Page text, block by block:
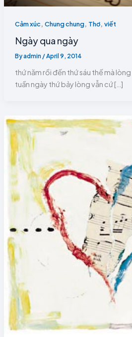
Cảm xúc, Chung chung, Thơ, viết
Ngày qua ngày
Byadmin /April 9, 2014
thứ năm rồi đến thứ sáu thế mà
tuần ngày thứ bảy lòng vẫn cứ […]